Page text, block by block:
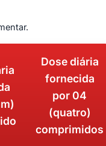
Dose diária
fornecida
por 04
(quatro)
comprimidos